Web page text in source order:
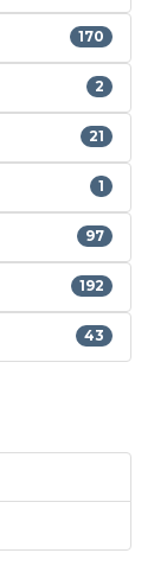
170
2
21
1
97
192
43